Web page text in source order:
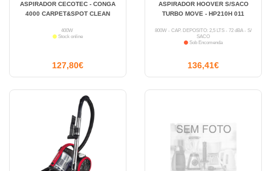
ASPIRADOR CECOTEC - CONGA
4000 CARPET&SPOT CLEAN
400W
Stock online
127,80€
ASPIRADOR HOOVER S/SACO
TURBO MOVE - HP210H 011
800W - CAP. DEPÓSITO: 2,5 LTS - 72 dBA - S/
SACO
Sob Encomenda
136,41€